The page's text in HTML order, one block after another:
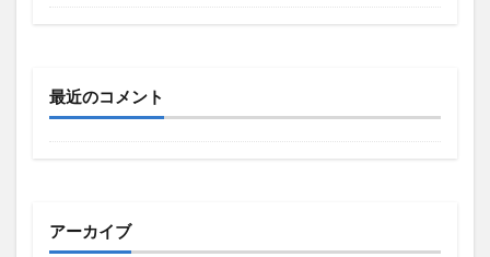
最近のコメント
アーカイブ